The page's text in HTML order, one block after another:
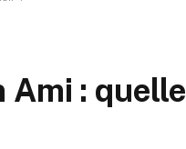
: quelle